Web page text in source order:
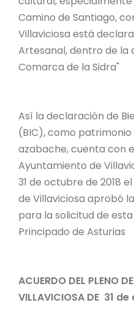
Camino de Santiago,
Villaviciosa está
Artesanal, dentro de la
Comarca de la Sidra"
Así la declaración de
(BIC), como
azabache, cuenta con
Ayuntamiento de
31 de octubre de 2018
de Villaviciosa aprobó
para la solicitud de
Principado de Asturias
ACUERDO DEL PLENO
VILLAVICIOSA DE 31